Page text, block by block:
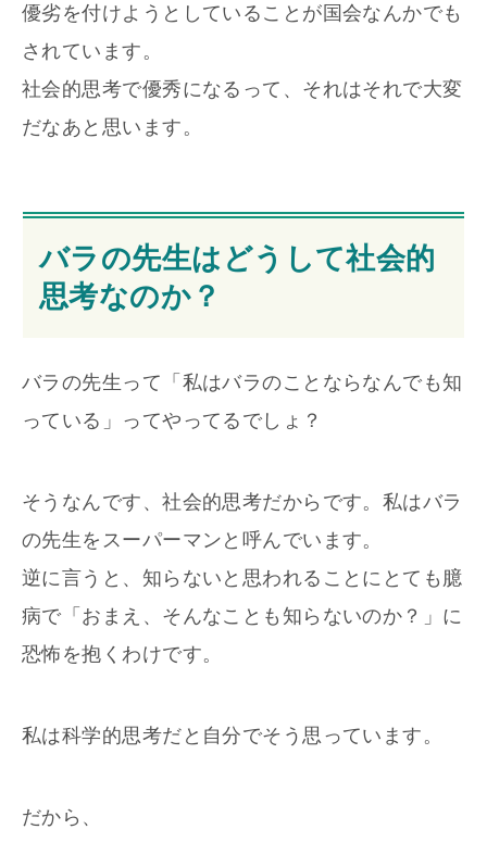
優劣を付けようとしていることが国会なんかでも
されています。
社会的思考で優秀になるって、それはそれで大変
だなあと思います。
バラの先生はどうして社会的
思考なのか？
バラの先生って「私はバラのことならなんでも知
っている」ってやってるでしょ？
そうなんです、社会的思考だからです。私はバラ
の先生をスーパーマンと呼んでいます。
逆に言うと、知らないと思われることにとても臆
病で「おまえ、そんなことも知らないのか？」に
恐怖を抱くわけです。
私は科学的思考だと自分でそう思っています。
だから、